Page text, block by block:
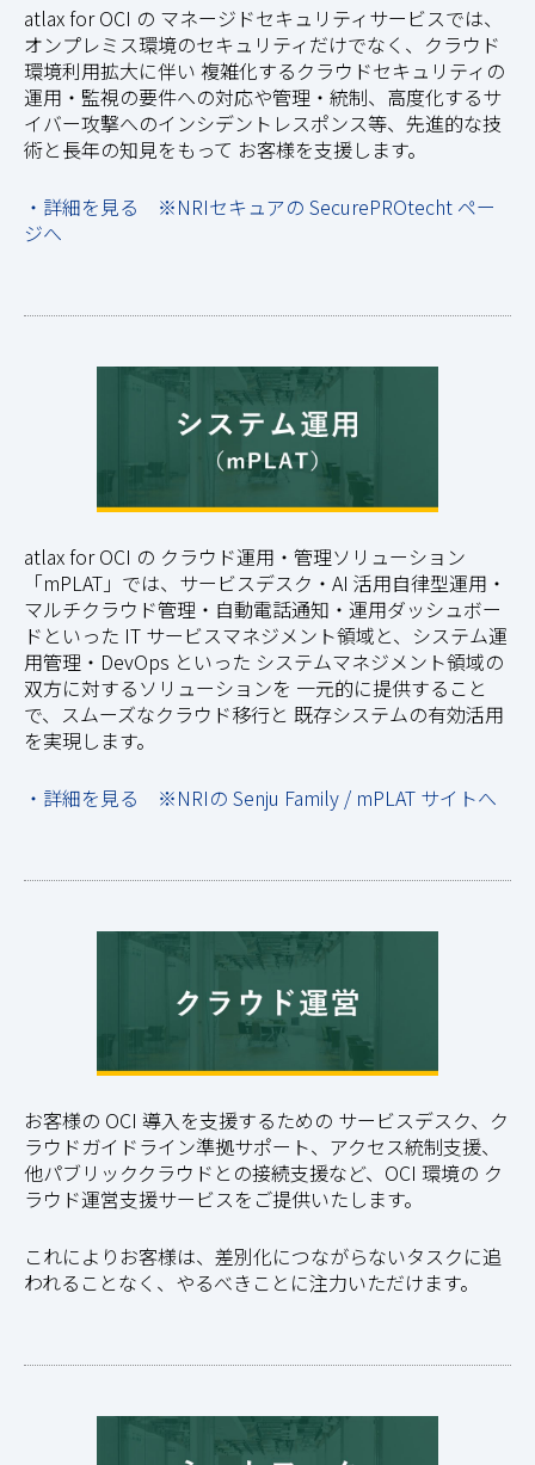
atlax for OCI の マネージドセキュリティサービスでは、
オンプレミス環境のセキュリティだけでなく、クラウド
環境利用拡大に伴い 複雑化するクラウドセキュリティの
運用・監視の要件への対応や管理・統制、高度化するサ
イバー攻撃へのインシデントレスポンス等、先進的な技
術と長年の知見をもって お客様を支援します。
・詳細を見る ※NRIセキュアの SecurePROtecht ペー
ジへ
atlax for OCI の クラウド運用・管理ソリューション
「mPLAT」では、サービスデスク・AI 活用自律型運用・
マルチクラウド管理・自動電話通知・運用ダッシュボー
ドといった IT サービスマネジメント領域と、システム運
用管理・DevOps といった システムマネジメント領域の
双方に対するソリューションを 一元的に提供すること
で、スムーズなクラウド移行と 既存システムの有効活用
を実現します。
・詳細を見る ※NRIの Senju Family / mPLAT サイトへ
お客様の OCI 導入を支援するための サービスデスク、ク
ラウドガイドライン準拠サポート、アクセス統制支援、
他パブリッククラウドとの接続支援など、OCI 環境の ク
ラウド運営支援サービスをご提供いたします。
これによりお客様は、差別化につながらないタスクに追
われることなく、やるべきことに注力いただけます。